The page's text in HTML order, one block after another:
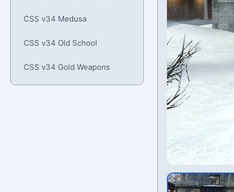
CSS v34 Medusa
CSS v34 Old School
CSS v34 Gold Weapons